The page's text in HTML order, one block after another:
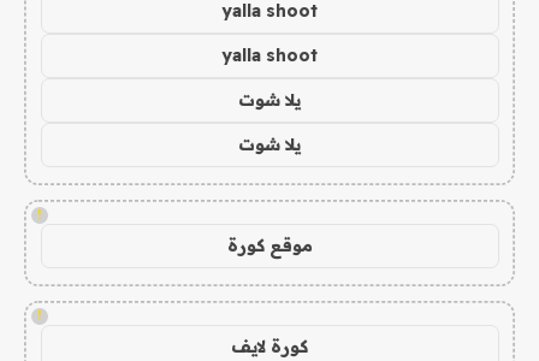
yalla shoot
yalla shoot
يلا شوت
يلا شوت
!
موقع كورة
!
كورة لايف